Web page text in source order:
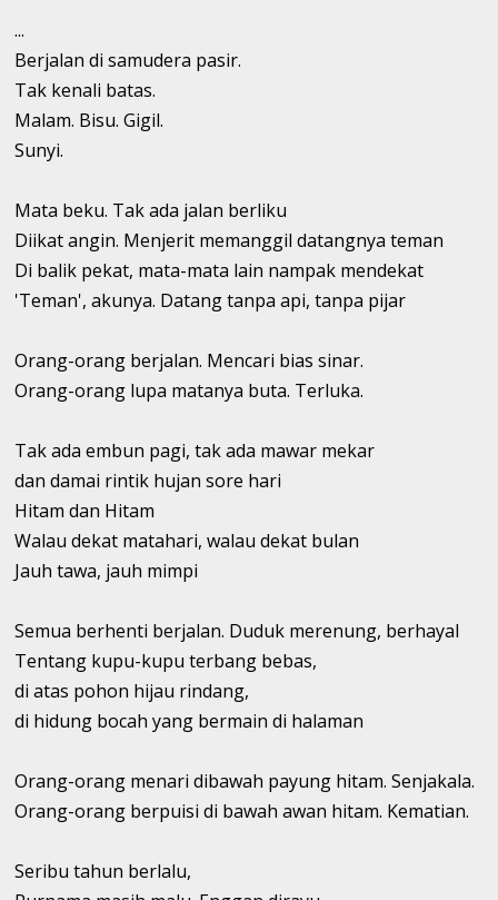
...
Berjalan di samudera pasir.
Tak kenali batas.
Malam. Bisu. Gigil.
Sunyi.
Mata beku. Tak ada jalan berliku
Diikat angin. Menjerit memanggil datangnya teman
Di balik pekat, mata-mata lain nampak mendekat
'Teman', akunya. Datang tanpa api, tanpa pijar
Orang-orang berjalan. Mencari bias sinar.
Orang-orang lupa matanya buta. Terluka.
Tak ada embun pagi, tak ada mawar mekar
dan damai rintik hujan sore hari
Hitam dan Hitam
Walau dekat matahari, walau dekat bulan
Jauh tawa, jauh mimpi
Semua berhenti berjalan. Duduk merenung, berhayal
Tentang kupu-kupu terbang bebas,
di atas pohon hijau rindang,
di hidung bocah yang bermain di halaman
Orang-orang menari dibawah payung hitam. Senjakala.
Orang-orang berpuisi di bawah awan hitam. Kematian.
Seribu tahun berlalu,